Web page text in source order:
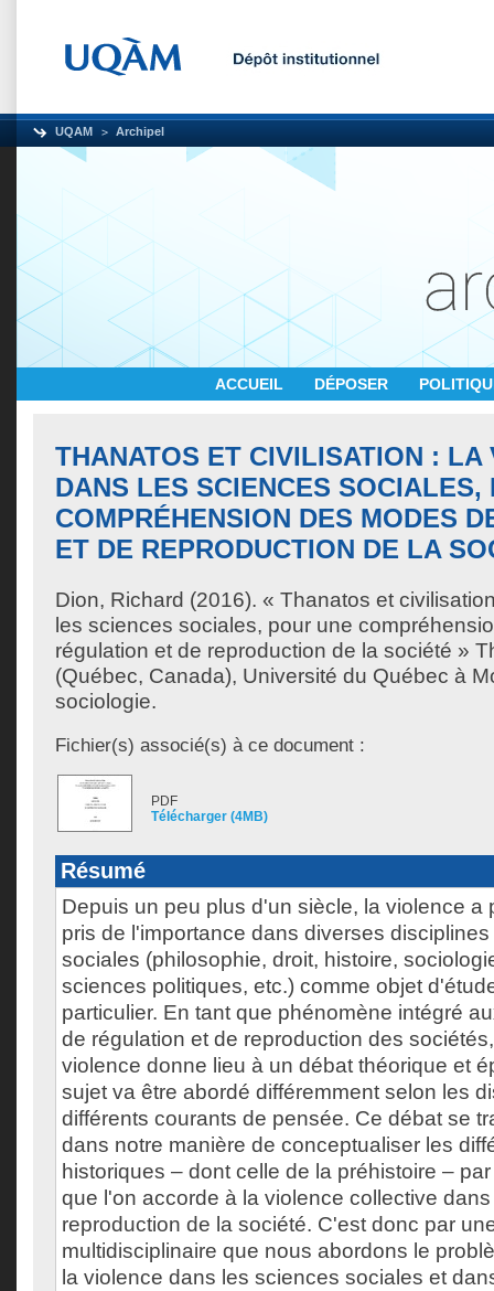
UQAM Archipel
ACCUEIL DÉPOSER
THANATOS ET CIVILISATION : LA
DANS LES SCIENCES SOCIALES,
COMPRÉHENSION DES MODES
ET DE REPRODUCTION DE LA
Dion, Richard (2016). « Thanatos et
les sciences sociales, pour une
régulation et de reproduction de la société »
(Québec, Canada), Université du Québec à
sociologie.
Fichier(s) associé(s) à ce document :
PDF
Télécharger (4MB)
Résumé
Depuis un peu plus d'un siècle, la violence a
pris de l'importance dans diverses
sociales (philosophie, droit, histoire,
sciences politiques, etc.) comme objet
particulier. En tant que phénomène intégré
de régulation et de reproduction des
violence donne lieu à un débat théorique et
sujet va être abordé différemment selon les
différents courants de pensée. Ce débat se
dans notre manière de conceptualiser les
historiques – dont celle de la préhistoire –
que l'on accorde à la violence collective
reproduction de la société. C'est donc par
multidisciplinaire que nous abordons le
la violence dans les sciences sociales et